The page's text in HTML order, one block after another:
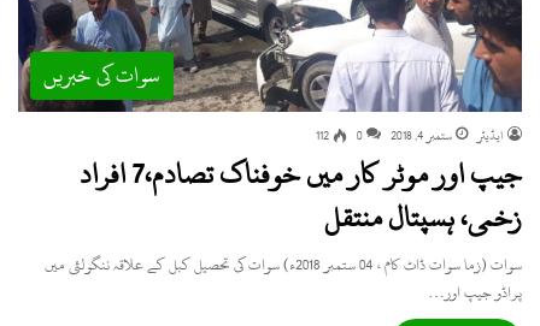
سوات کی خبریں
ایڈیٹر ستمبر 4, 2018 0
112
جیپ اور موٹر کار میں خوفناک تصادم،7 افراد
زخمی، ہسپتال منتقل
سوات (زما سوات ڈاٹ کام ، 04 ستمبر 2018ء) سوات کی تحصیل کبل کے علاقہ ننگولئی میں
پراڈو جیپ اور…